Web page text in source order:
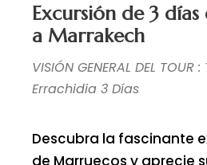
Excursión de 3
a Marrakech
VISIÓN GENERAL DEL
Errachidia 3 Días
Descubra la fascinante
de Marruecos y aprecie